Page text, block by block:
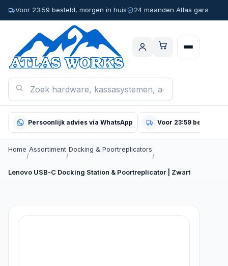
Voor 23:59 besteld, morgen in huis 24 maanden Atlas garantie
Persoonlijk advies via WhatsApp Voor 23:59 besteld,
Home
/
Assortiment
/
Docking & Poortreplicators
/
Lenovo USB-C Docking Station & Poortreplicator | Zwart